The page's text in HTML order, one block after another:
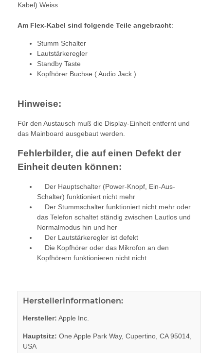
Kabel) Weiss
Am Flex-Kabel sind folgende Teile angebracht:
Stumm Schalter
Lautstärkeregler
Standby Taste
Kopfhörer Buchse ( Audio Jack )
Hinweise:
Für den Austausch muß die Display-Einheit entfernt und
das Mainboard ausgebaut werden.
Fehlerbilder, die auf einen Defekt der
Einheit deuten können:
Der Hauptschalter (Power-Knopf, Ein-Aus-
Schalter) funktioniert nicht mehr
Der Stummschalter funktioniert nicht mehr oder
das Telefon schaltet ständig zwischen Lautlos und
Normalmodus hin und her
Der Lautstärkeregler ist defekt
Die Kopfhörer oder das Mikrofon an den
Kopfhörern funktionieren nicht nicht
Herstellerinformationen:
Hersteller: Apple Inc.
Hauptsitz: One Apple Park Way, Cupertino, CA 95014,
USA